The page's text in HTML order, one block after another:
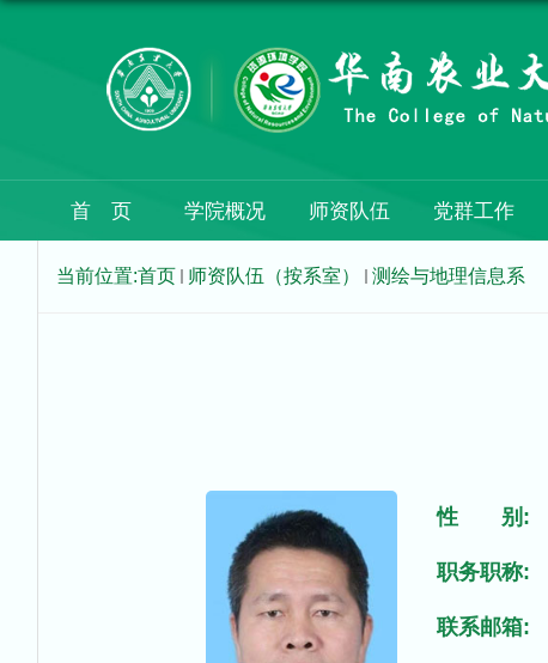
首 页 学院概况 师资队伍 党群工作
当前位置:首页 师资队伍（按系室） 测绘与地理信息系
性 别:
职务职称:
联系邮箱: